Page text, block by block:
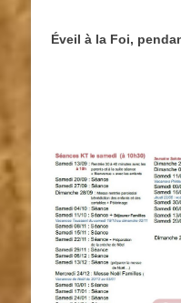
Éveil à la Foi,